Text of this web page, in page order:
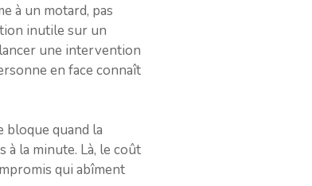
à un motard, pas
inutile sur un
une intervention
en face connaît
bloque quand la
la minute. Là, le coût
qui abîment